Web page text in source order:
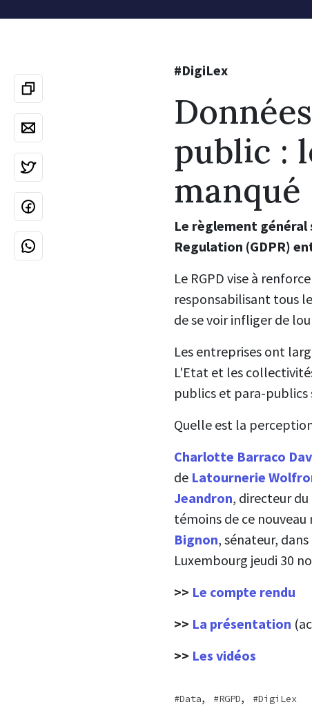
#DigiLex
public :
manqué
Le règlement général
Regulation (GDPR)
Le RGPD vise à
responsabilisant tous
de se voir infliger de
Les entreprises ont
L'Etat et les
publics et para-
Quelle est la
Charlotte Barraco
de Latournerie
Jeandron, directeur
témoins de ce
Bignon, sénateur,
Luxembourg jeudi 30
>> Le compte rendu
>> La présentation
>> Les vidéos
Data, RGPD, DigiLex